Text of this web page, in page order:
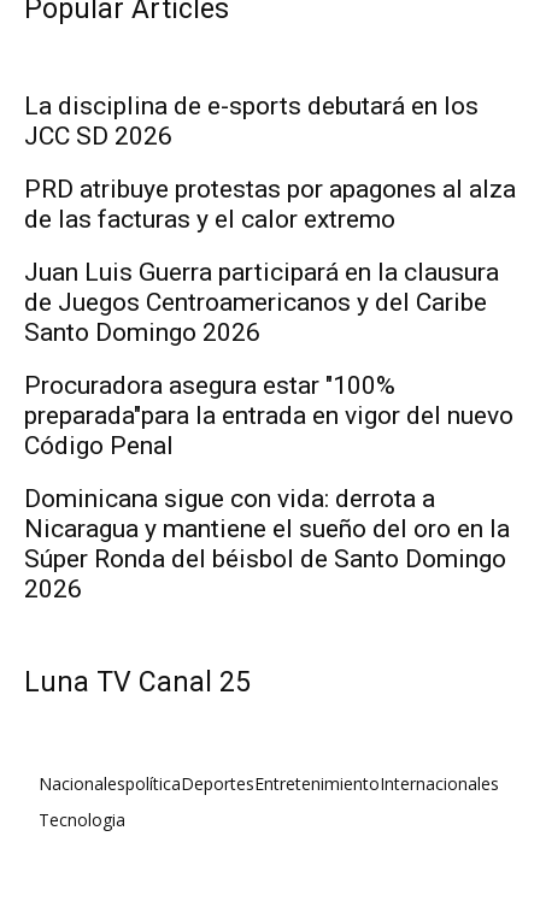
Popular Articles
La disciplina de e-sports debutará en los
JCC SD 2026
PRD atribuye protestas por apagones al alza
de las facturas y el calor extremo
Juan Luis Guerra participará en la clausura
de Juegos Centroamericanos y del Caribe
Santo Domingo 2026
Procuradora asegura estar "100%
preparada"para la entrada en vigor del nuevo
Código Penal
Dominicana sigue con vida: derrota a
Nicaragua y mantiene el sueño del oro en la
Súper Ronda del béisbol de Santo Domingo
2026
Luna TV Canal 25
NacionalespolíticaDeportesEntretenimientoInternacionales
Tecnologia